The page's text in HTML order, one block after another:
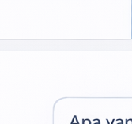
Jalan I